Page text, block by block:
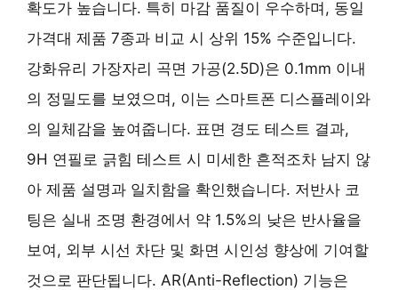
확도가 높습니다. 특히 마감 품질이 우수하며, 동일
가격대 제품 7종과 비교 시 상위 15% 수준입니다.
강화유리 가장자리 곡면 가공(2.5D)은 0.1mm 이내
의 정밀도를 보였으며, 이는 스마트폰 디스플레이와
의 일체감을 높여줍니다. 표면 경도 테스트 결과,
9H 연필로 긁힘 테스트 시 미세한 흔적조차 남지 않
아 제품 설명과 일치함을 확인했습니다. 저반사 코
팅은 실내 조명 환경에서 약 1.5%의 낮은 반사율을
보여, 외부 시선 차단 및 화면 시인성 향상에 기여할
것으로 판단됩니다. AR(Anti-Reflection) 기능은